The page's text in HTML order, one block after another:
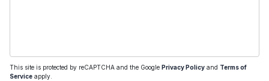
This site is protected by reCAPTCHA and the Google Privacy Policy and Terms of
Service apply.